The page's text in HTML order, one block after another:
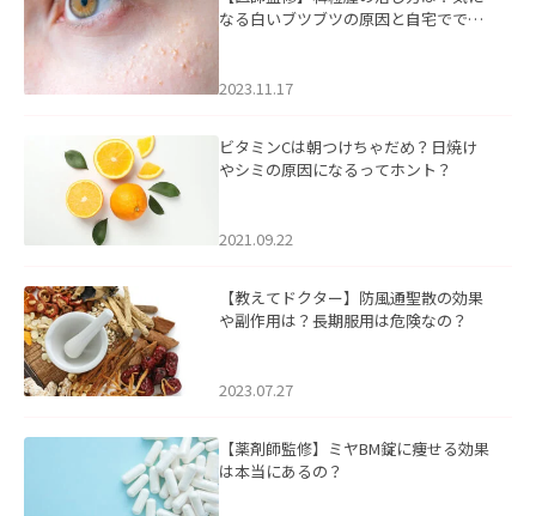
なる白いブツブツの原因と自宅ででき
2023.11.17
ビタミンCは朝つけちゃだめ？日焼け
やシミの原因になるってホント？
2021.09.22
【教えてドクター】防風通聖散の効果
や副作用は？長期服用は危険なの？
2023.07.27
【薬剤師監修】ミヤBM錠に痩せる効果
は本当にあるの？